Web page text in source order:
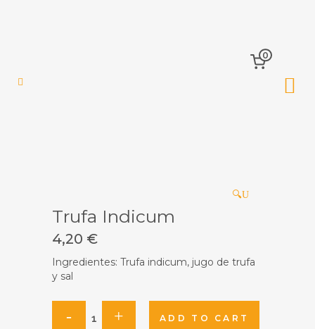
0
🔍
Trufa Indicum
4,20 €
Ingredientes: Trufa indicum, jugo de trufa
y sal
ADD TO CART